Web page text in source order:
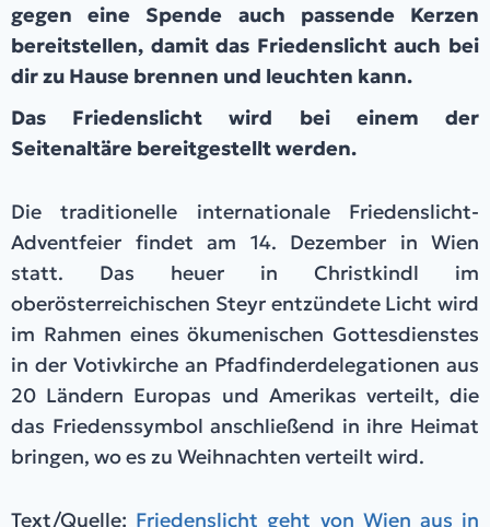
gegen eine Spende auch passende Kerzen
bereitstellen, damit das Friedenslicht auch bei
dir zu Hause brennen und leuchten kann.
Das Friedenslicht wird bei einem der
Seitenaltäre bereitgestellt werden.
Die traditionelle internationale Friedenslicht-
Adventfeier findet am 14. Dezember in Wien
statt. Das heuer in Christkindl im
oberösterreichischen Steyr entzündete Licht wird
im Rahmen eines ökumenischen Gottesdienstes
in der Votivkirche an Pfadfinderdelegationen aus
20 Ländern Europas und Amerikas verteilt, die
das Friedenssymbol anschließend in ihre Heimat
bringen, wo es zu Weihnachten verteilt wird.
Text/Quelle: Friedenslicht geht von Wien aus in